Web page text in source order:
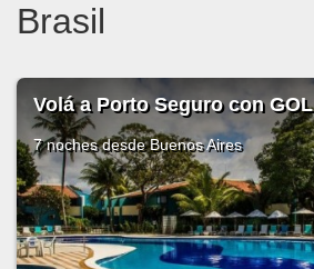
Brasil
Volá a Porto Seguro con GOL
7 nochesdesde Buenos Aires